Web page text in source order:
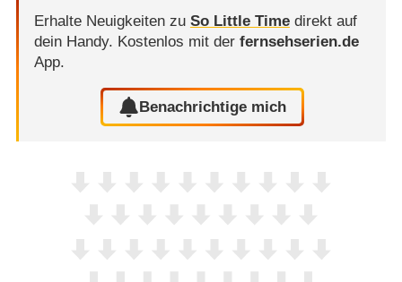
Erhalte Neuigkeiten zu So Little Timedirekt auf
dein Handy. Kostenlos mit der fernsehserien.de
App.
Benachrichtige mich